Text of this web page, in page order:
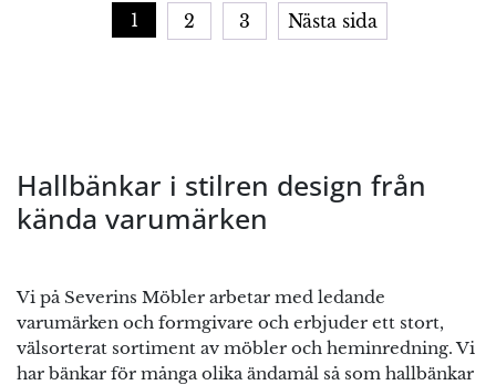
1 2 3 Nästa sida
Hallbänkar i stilren design från
kända varumärken
Vi på Severins Möbler arbetar med ledande
varumärken och formgivare och erbjuder ett stort,
välsorterat sortiment av möbler och heminredning. Vi
har bänkar för många olika ändamål så som hallbänkar